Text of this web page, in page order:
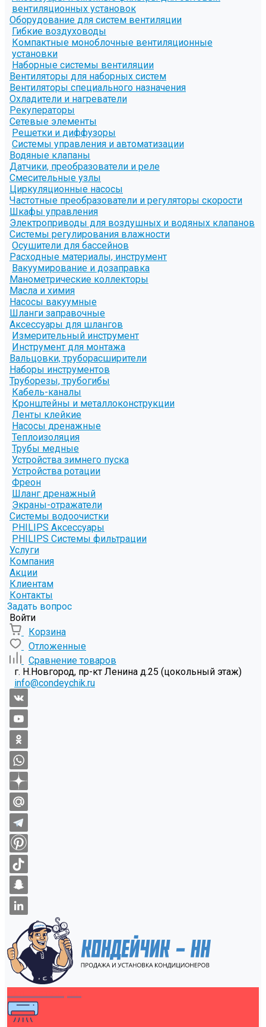
вентиляционных установок
Оборудование для систем вентиляции
Гибкие воздуховоды
Компактные моноблочные вентиляционные
установки
Наборные системы вентиляции
Вентиляторы для наборных систем
Вентиляторы специального назначения
Охладители и нагреватели
Рекуператоры
Сетевые элементы
Решетки и диффузоры
Системы управления и автоматизации
Водяные клапаны
Датчики, преобразователи и реле
Смесительные узлы
Циркуляционные насосы
Частотные преобразователи и регуляторы скорости
Шкафы управления
Электроприводы для воздушных и водяных клапанов
Системы регулирования влажности
Осушители для бассейнов
Расходные материалы, инструмент
Вакуумирование и дозаправка
Манометрические коллекторы
Масла и химия
Насосы вакуумные
Шланги заправочные
Аксессуары для шлангов
Измерительный инструмент
Инструмент для монтажа
Вальцовки, труборасширители
Наборы инструментов
Труборезы, трубогибы
Кабель-каналы
Кронштейны и металлоконструкции
Ленты клейкие
Насосы дренажные
Теплоизоляция
Трубы медные
Устройства зимнего пуска
Устройства ротации
Фреон
Шланг дренажный
Экраны-отражатели
Системы водоочистки
PHILIPS Аксессуары
PHILIPS Системы фильтрации
Услуги
Компания
Акции
Клиентам
Контакты
Задать вопрос
Войти
Корзина
Отложенные
Сравнение товаров
г. Н.Новгород, пр-кт Ленина д.25 (цокольный этаж)
info@condeychik.ru